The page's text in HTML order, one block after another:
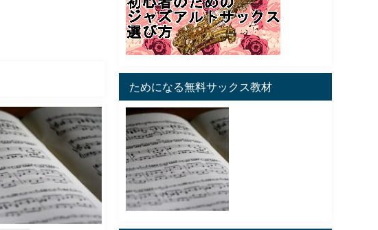
ためになる無料サックス教材